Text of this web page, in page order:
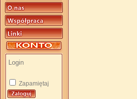
Zapamiętaj